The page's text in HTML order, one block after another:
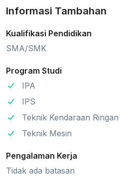
Informasi Tambahan
Kualifikasi Pendidikan
SMA/SMK
Program Studi
IPA
IPS
Teknik Kendaraan Ringan
Teknik Mesin
Pengalaman Kerja
Tidak ada batasan